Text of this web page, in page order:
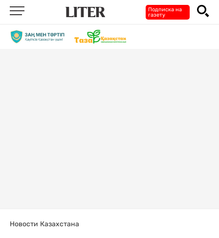
Подписка на
газету
Новости Казахстана